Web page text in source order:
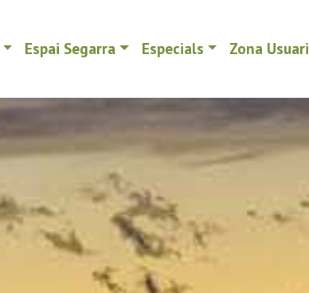
Espai Segarra Especials Zona Usuari